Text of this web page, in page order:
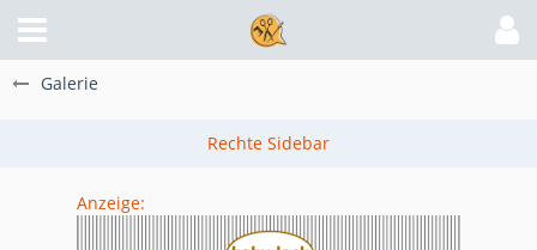
Galerie
Anzeige: